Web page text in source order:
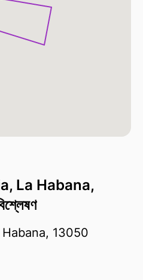
La Habana,
Habana, 13050